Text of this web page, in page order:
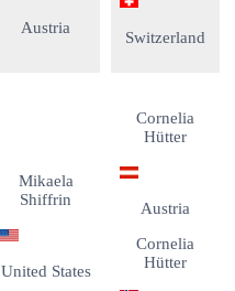
Austria
Switzerland
Mikaela
Shiffrin
United States
Cornelia
Hütter
Austria
Cornelia
Hütter